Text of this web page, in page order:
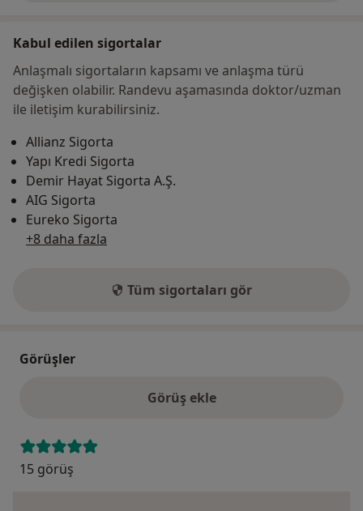
Kabul edilen sigortalar
Anlaşmalı sigortaların kapsamı ve anlaşma türü
değişken olabilir. Randevu aşamasında doktor/uzman
ile iletişim kurabilirsiniz.
Allianz Sigorta
Yapı Kredi Sigorta
Demir Hayat Sigorta A.Ş.
AIG Sigorta
Eureko Sigorta
+8 daha fazla
Tüm sigortaları gör
Görüşler
Görüş ekle
15 görüş